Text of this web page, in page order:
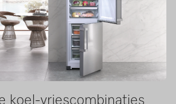
koel-vriescombinaties